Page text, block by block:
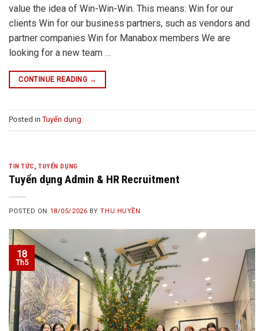
value the idea of Win-Win-Win. This means: Win for our
clients Win for our business partners, such as vendors and
partner companies Win for Manabox members We are
looking for a new team …
CONTINUE READING →
Posted in Tuyển dụng
TIN TỨC,TUYỂN DỤNG
Tuyển dụng Admin & HR Recruitment
POSTED ON 18/05/2026 BYTHU HUYỀN
18
Th5